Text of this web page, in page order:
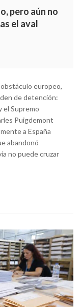
pero aún no
el aval
europeo,
de detención:
el Supremo
Puigdemont
a España
abandonó
no puede cruzar